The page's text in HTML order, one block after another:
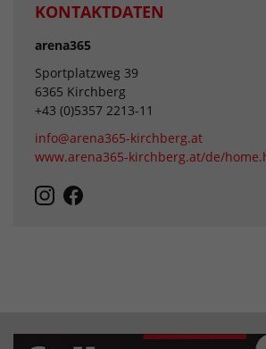
KONTAKTDATEN
arena365
Sportplatzweg 39
6365 Kirchberg
+43 (0)5357 2213-11
info@arena365-kirchberg.at
www.arena365-kirchberg.at/de/